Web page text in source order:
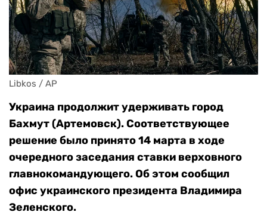
Libkos / AP
Украина продолжит удерживать город
Бахмут (Артемовск). Соответствующее
решение было принято 14 марта в ходе
очередного заседания ставки верховного
главнокомандующего.Об этом сообщил
офис украинского президента Владимира
Зеленского.